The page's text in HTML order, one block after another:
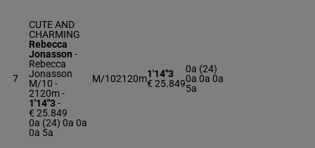
7
CUTE AND
CHARMING
Rebecca
Jonasson -
Rebecca
Jonasson
M/10 -
2120m-
1'14"3-
€ 25.849
0a (24) 0a 0a
0a 5a
M/102120m1'14"3
€ 25.849
0a (24)
0a 0a 0a
5a